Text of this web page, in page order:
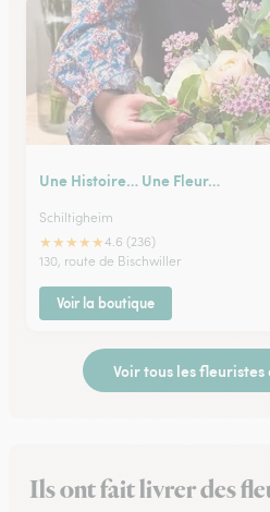
Une Histoire… Une Fleur…
Schiltigheim
★★★★★4.6 (236)
130, route de Bischwiller
Voir la boutique
Voir tous les
Ils ont fait livrer des